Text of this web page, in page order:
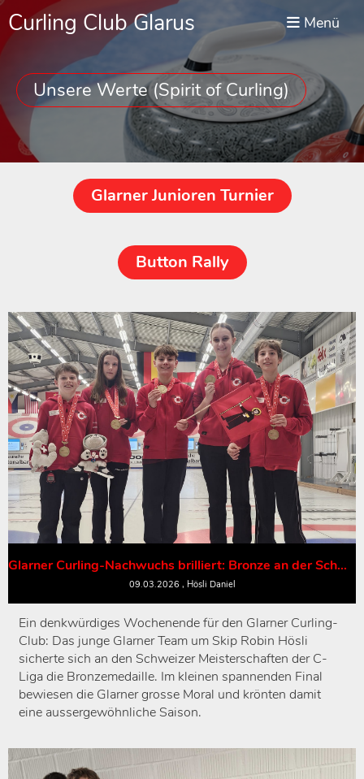
Curling Club Glarus Menü
Unsere Werte (Spirit of Curling)
Glarner Junioren Turnier
Button Rally
Glarner Curling-Nachwuchs brilliert: Bronze an der Schweizermeisterschaft
09.03.2026 , Hösli Daniel
Ein denkwürdiges Wochenende für den Glarner Curling-
Club: Das junge Glarner Team um Skip Robin Hösli
sicherte sich an den Schweizer Meisterschaften der C-
Liga die Bronzemedaille. Im kleinen spannenden Final
bewiesen die Glarner grosse Moral und krönten damit
eine aussergewöhnliche Saison.